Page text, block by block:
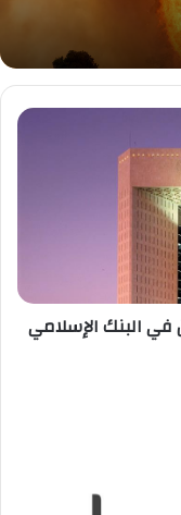
البنك الإسلامي